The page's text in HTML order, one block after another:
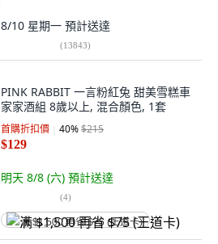
8/10 星期一 預計送達
(13843)
PINK RABBIT 一言粉紅兔 甜美雪糕車
家家酒組 8歲以上, 混合顏色, 1套
首購折扣價 40%$215
$129
明天 8/8 (六) 預計送達
(4)
满 $1,500 再省 $75 (王道卡)